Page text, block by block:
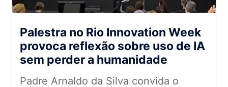
Palestra no Rio Innovation Week
provoca reflexão sobre uso de IA
sem perder a humanidade
Padre Arnaldo da Silva convida o